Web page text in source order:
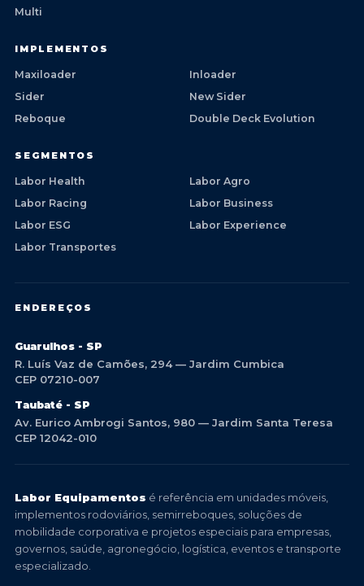
Multi
IMPLEMENTOS
Maxiloader
Inloader
Sider
New Sider
Reboque
Double Deck Evolution
SEGMENTOS
Labor Health
Labor Agro
Labor Racing
Labor Business
Labor ESG
Labor Experience
Labor Transportes
ENDEREÇOS
Guarulhos - SP
R. Luís Vaz de Camões, 294 — Jardim Cumbica
CEP 07210-007
Taubaté - SP
Av. Eurico Ambrogi Santos, 980 — Jardim Santa Teresa
CEP 12042-010
Labor Equipamentos é referência em unidades móveis,
implementos rodoviários, semirreboques, soluções de
mobilidade corporativa e projetos especiais para empresas,
governos, saúde, agronegócio, logística, eventos e transporte
especializado.